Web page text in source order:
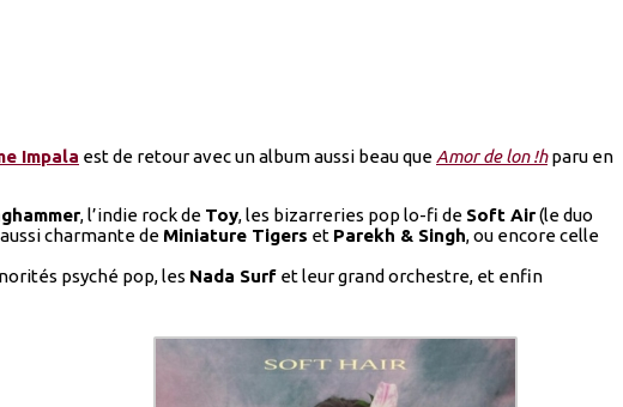
Impala est de retour avec un album aussi beau que Amor de lon !hparu en
, l’indie rock de Toy, les bizarreries pop lo-fi de Soft Air(le duo
charmante de Miniature Tigers et Parekh & Singh, ou encore celle
psyché pop, les Nada Surf et leur grand orchestre, et enfin